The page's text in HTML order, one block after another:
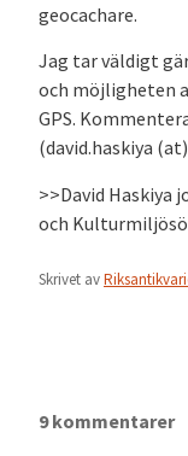
geocachare.
Jag tar väldigt
och möjligheten
GPS.
(david.haskiya
>>David
och
Skrivet av
9 kommentarer